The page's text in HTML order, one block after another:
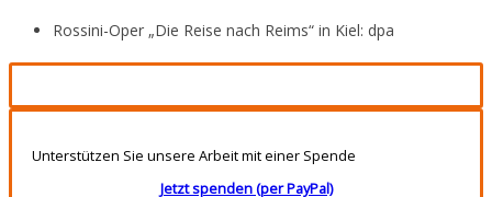
Rossini-Oper „Die Reise nach Reims“ in Kiel: dpa
Unterstützen Sie unsere Arbeit mit einer Spende
Jetzt spenden (per PayPal)